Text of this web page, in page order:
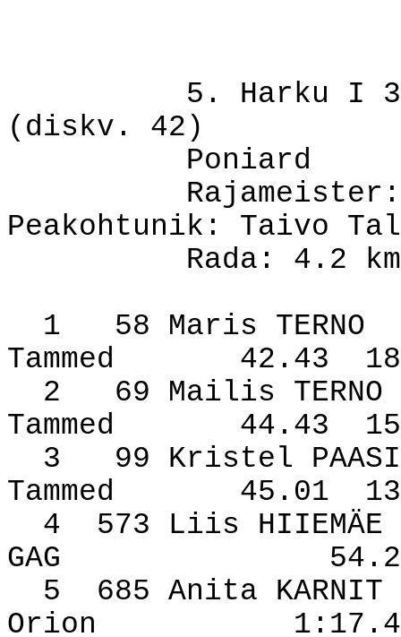
5. Harku I
(diskv. 42)
Poniard
Peakohtunik: Taivo
Rada: 4.2 km
1
58 Maris TERNO
Tammed
42.43
18
2
69 Mailis TERNO
Tammed
44.43
15
3
99 Kristel
Tammed
45.01
13
4
573 Liis HIIEMÄE
GAG
5
685 Anita KARNIT
Orion